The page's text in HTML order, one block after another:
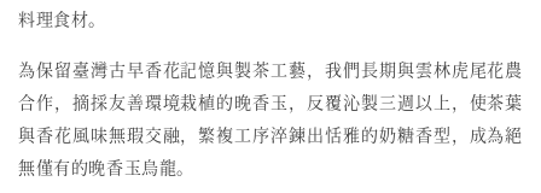
料理食材。
為保留臺灣古早香花記憶與製茶工藝，我們長期與雲林虎尾花農
合作，摘採友善環境栽植的晚香玉，反覆沁製三週以上，使茶葉
與香花風味無瑕交融，繁複工序淬鍊出恬雅的奶糖香型，成為絕
無僅有的晚香玉烏龍。